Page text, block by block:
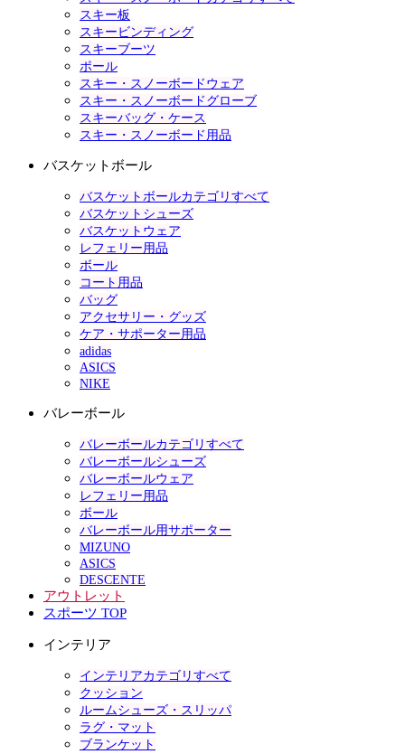
スキー板
スキービンディング
スキーブーツ
ポール
スキー・スノーボードウェア
スキー・スノーボードグローブ
スキーバッグ・ケース
スキー・スノーボード用品
バスケットボール
バスケットボールカテゴリすべて
バスケットシューズ
バスケットウェア
レフェリー用品
ボール
コート用品
バッグ
アクセサリー・グッズ
ケア・サポーター用品
adidas
ASICS
NIKE
バレーボール
バレーボールカテゴリすべて
バレーボールシューズ
バレーボールウェア
レフェリー用品
ボール
バレーボール用サポーター
MIZUNO
ASICS
DESCENTE
アウトレット
スポーツ TOP
インテリア
インテリアカテゴリすべて
クッション
ルームシューズ・スリッパ
ラグ・マット
ブランケット